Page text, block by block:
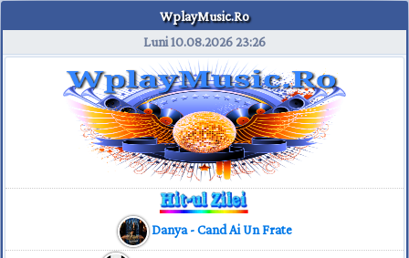
WplayMusic.Ro
Luni 10.08.2026 23:26
Danya - Cand Ai Un Frate